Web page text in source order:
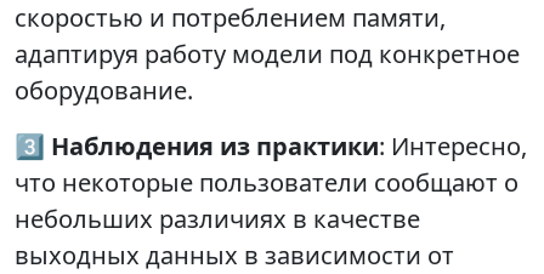
скоростью и потреблением памяти,
адаптируя работу модели под конкретное
оборудование.
3️⃣ Наблюдения из практики: Интересно,
что некоторые пользователи сообщают о
небольших различиях в качестве
выходных данных в зависимости от